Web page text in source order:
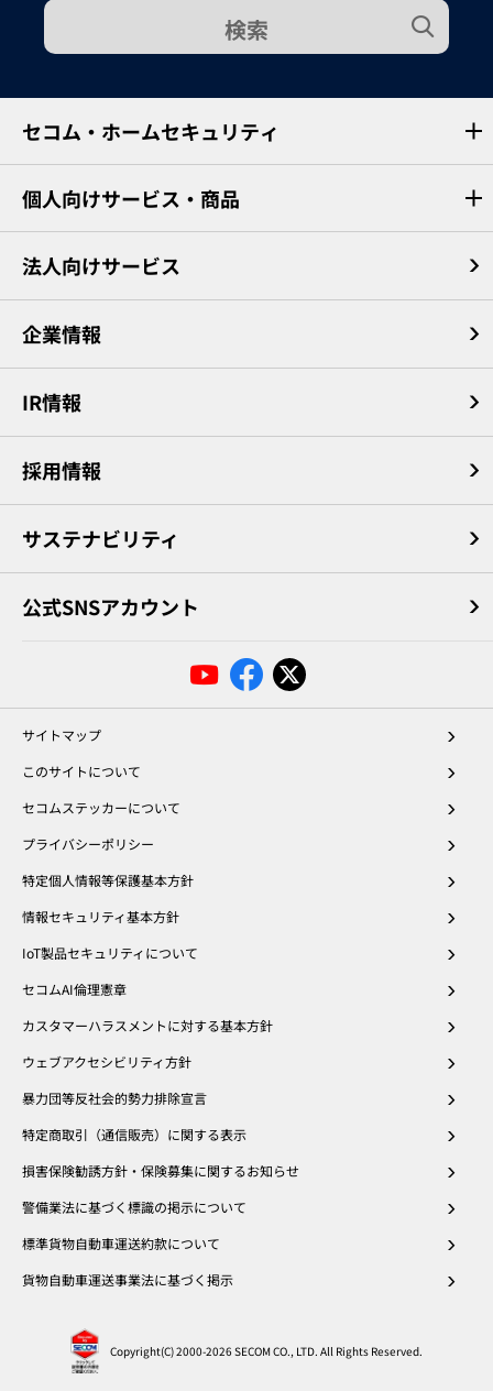
検索
セコム・ホームセキュリティ
個人向けサービス・商品
法人向けサービス
企業情報
IR情報
採用情報
サステナビリティ
公式SNSアカウント
サイトマップ
このサイトについて
セコムステッカーについて
プライバシーポリシー
特定個人情報等保護基本方針
情報セキュリティ基本方針
IoT製品セキュリティについて
セコムAI倫理憲章
カスタマーハラスメントに対する基本方針
ウェブアクセシビリティ方針
暴力団等反社会的勢力排除宣言
特定商取引（通信販売）に関する表示
損害保険勧誘方針・保険募集に関するお知らせ
警備業法に基づく標識の掲示について
標準貨物自動車運送約款について
貨物自動車運送事業法に基づく掲示
Copyright(C) 2000-2026 SECOM CO., LTD. All Rights Reserved.